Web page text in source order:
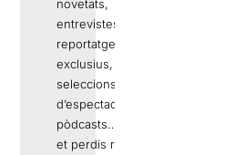
novetats,
entrevistes,
reportatges
exclusius,
seleccions
d’espectacles,
pòdcasts… No
et perdis res